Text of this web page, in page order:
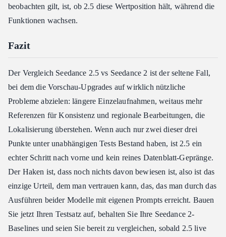
beobachten gilt, ist, ob 2.5 diese Wertposition hält, während die
Funktionen wachsen.
Fazit
Der Vergleich Seedance 2.5 vs Seedance 2 ist der seltene Fall,
bei dem die Vorschau-Upgrades auf wirklich nützliche
Probleme abzielen: längere Einzelaufnahmen, weitaus mehr
Referenzen für Konsistenz und regionale Bearbeitungen, die
Lokalisierung überstehen. Wenn auch nur zwei dieser drei
Punkte unter unabhängigen Tests Bestand haben, ist 2.5 ein
echter Schritt nach vorne und kein reines Datenblatt-Gepränge.
Der Haken ist, dass noch nichts davon bewiesen ist, also ist das
einzige Urteil, dem man vertrauen kann, das, das man durch das
Ausführen beider Modelle mit eigenen Prompts erreicht. Bauen
Sie jetzt Ihren Testsatz auf, behalten Sie Ihre Seedance 2-
Baselines und seien Sie bereit zu vergleichen, sobald 2.5 live